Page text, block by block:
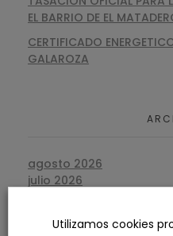
EL BARRIO DE EL
CERTIFICADO
GALAROZA
agosto 2026
julio 2026
abril 2026
Utilizamos cookies